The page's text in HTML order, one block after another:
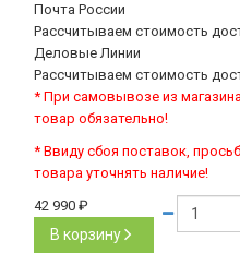
Почта России
Рассчитываем стоимость
Деловые Линии
Рассчитываем стоимость
* При самовывозе из
товар обязательно!
* Ввиду сбоя поставок,
товара уточнять наличие!
42 990 ₽
В корзину